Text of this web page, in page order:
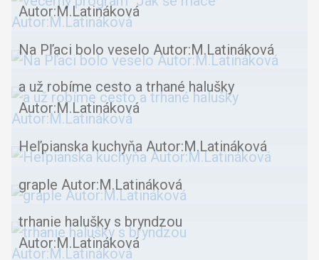
Autor:M.Latináková
Na Pľaci bolo veselo Autor:M.Latináková
a už robíme cesto a trhané halušky
Autor:M.Latináková
Heľpianska kuchyňa Autor:M.Latináková
graple Autor:M.Latináková
trhanie halušky s bryndzou
Autor:M.Latináková